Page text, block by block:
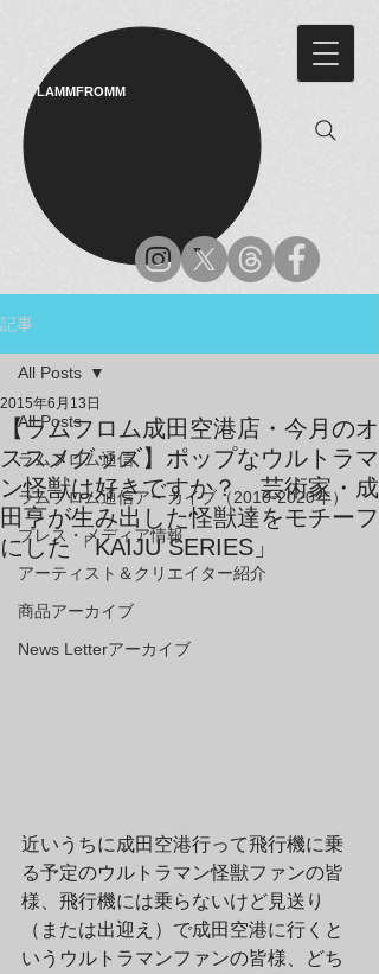
LAMMFROMM​
記事
All Posts
ラムフロム通信
ラムフロム通信アーカイブ（2010-2020年）
プレス・メディア情報
アーティスト＆クリエイター紹介
商品アーカイブ
News Letterアーカイブ
All Posts
【ラムフロム成田空港店・今月のオ
ススメグッズ】ポップなウルトラマ
ン怪獣は好きですか？ 芸術家・成
田亨が生み出した怪獣達をモチーフ
にした「KAIJU SERIES」
2015年6月13日
近いうちに成田空港行って飛行機に乗
る予定のウルトラマン怪獣ファンの皆
様、飛行機には乗らないけど見送り
（または出迎え）で成田空港に行くと
いうウルトラマンファンの皆様、どち